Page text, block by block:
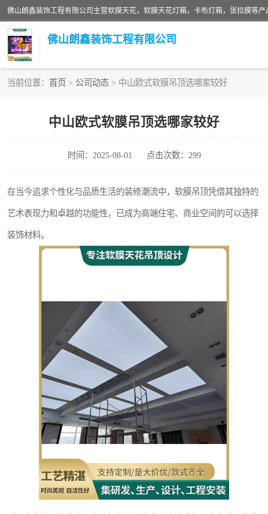
佛山朗鑫装饰工程有限公司
当前位置： 首页 > 公司动态 > 中山欧式软膜吊顶选哪家较好
中山欧式软膜吊顶选哪家较好
时间：2025-08-01 点击次数：299
在当今追求个性化与品质生活的装修潮流中，软膜吊顶凭借其独特的
艺术表现力和卓越的功能性，已成为高端住宅、商业空间的可以选择
装饰材料。